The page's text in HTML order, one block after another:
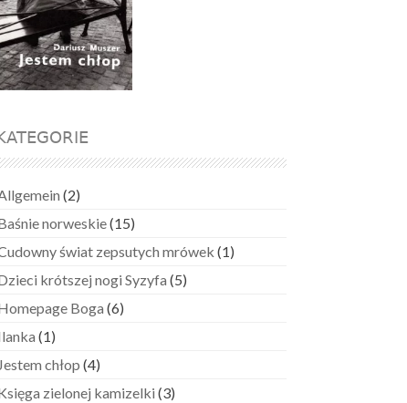
(2)
norweskie(15)
świat zepsutych mrówek (1)
krótszej nogi Syzyfa (5)
Boga (6)
(1)
Jestem chłop (4)
zielonej kamizelki (3)